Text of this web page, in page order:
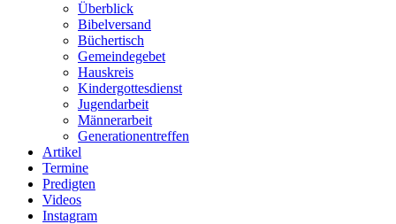
Überblick
Bibelversand
Büchertisch
Gemeindegebet
Hauskreis
Kindergottesdienst
Jugendarbeit
Männerarbeit
Generationentreffen
Artikel
Termine
Predigten
Videos
Instagram